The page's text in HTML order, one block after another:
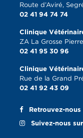
Route d’Aviré,
02 41 94 74 74
Clinique
ZA La Grosse
02 41 95 30 96
Clinique
Rue de la Grand
02 41 92 43 09
Retrouvez-
Suivez-nous